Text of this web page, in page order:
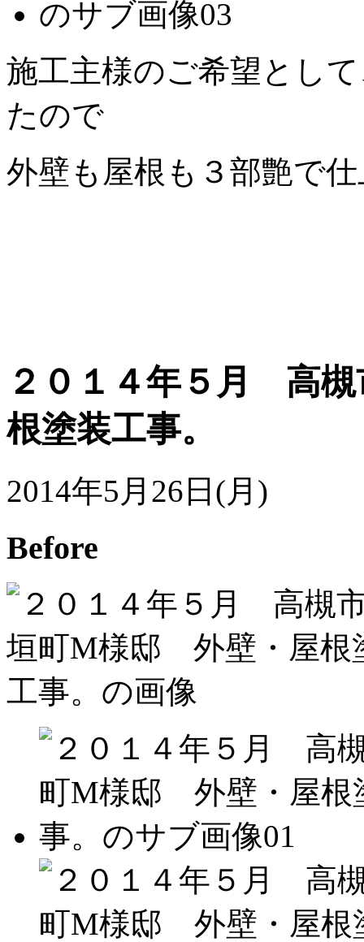
施工主様のご希望とし
たので
外壁も屋根も３部艶で
２０１４年５月 高
根塗装工事。
2014年5月26日(月)
Before